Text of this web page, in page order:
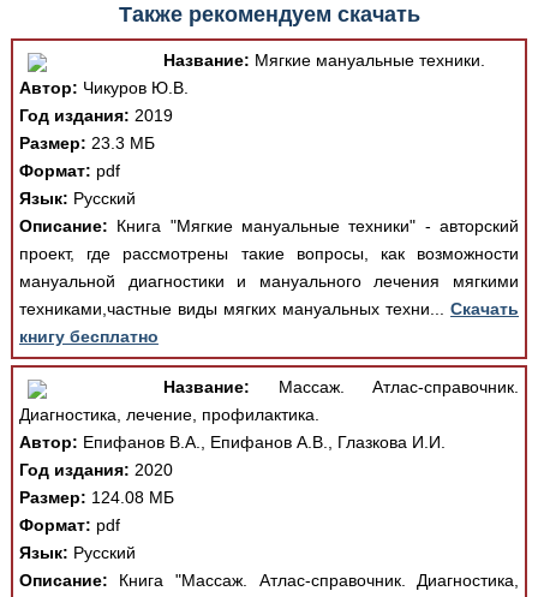
Также рекомендуем скачать
Название: Мягкие мануальные техники.
Автор: Чикуров Ю.В.
Год издания: 2019
Размер: 23.3 МБ
Формат: pdf
Язык: Русский
Описание: Книга "Мягкие мануальные техники" - авторский
проект, где рассмотрены такие вопросы, как возможности
мануальной диагностики и мануального лечения мягкими
техниками,частные виды мягких мануальных техни...Скачать
книгу бесплатно
Название: Массаж. Атлас-справочник.
Диагностика, лечение, профилактика.
Автор: Епифанов В.А., Епифанов А.В., Глазкова И.И.
Год издания: 2020
Размер: 124.08 МБ
Формат: pdf
Язык: Русский
Описание: Книга "Массаж. Атлас-справочник. Диагностика,